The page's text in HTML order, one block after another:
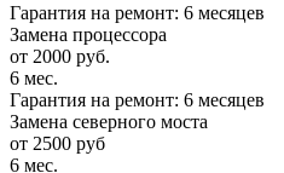
Гарантия на ремонт: 6 месяцев
Замена процессора
от 2000 руб.
6 мес.
Гарантия на ремонт: 6 месяцев
Замена северного моста
от 2500 руб
6 мес.